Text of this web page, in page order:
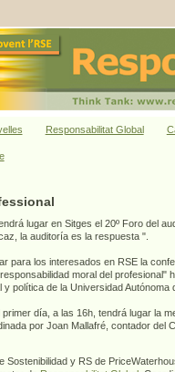
Responsabilitat Global
lugar en Sitges el 20º Foro del
la auditoría es la respuesta ".
para los interesados en RSE la
moral del profesional"
política de la Universidad Autónoma
día, a las 16h, tendrá lugar la
por Joan Mallafré, contador del
Sostenibilidad y RS de